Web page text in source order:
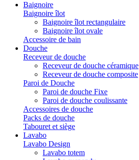
Baignoire
Baignoire îlot
Baignoire îlot rectangulaire
Baignoire îlot ovale
Accessoire de bain
Douche
Receveur de douche
Receveur de douche céramique
Receveur de douche composite
Paroi de Douche
Paroi de douche Fixe
Paroi de douche coulissante
Accessoires de douche
Packs de douche
Tabouret et siège
Lavabo
Lavabo Design
Lavabo totem